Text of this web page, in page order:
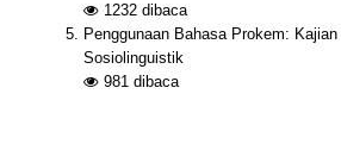
1232 dibaca
Penggunaan Bahasa Prokem: Kajian
Sosiolinguistik
981 dibaca